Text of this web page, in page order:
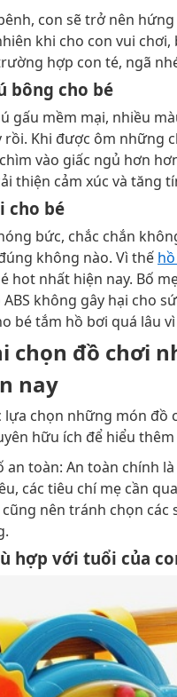
con sẽ trở nên
khi cho con vui
hợp con té, ngã
bông cho bé
gấu mềm mại, nhiều
Khi được ôm những
vào giấc ngủ hơn
thiện cảm xúc và tăng
cho bé
bức, chắc chắn
không nào. Vì thế
hot nhất hiện nay. Bố
không gây hại cho
bé tắm hồ bơi quá lâu
chọn đồ chơi
nay
lựa chọn những món đồ
hữu ích để hiểu
an toàn: An toàn chính
các tiêu chí mẹ cần
nên tránh chọn
hợp với tuổi của